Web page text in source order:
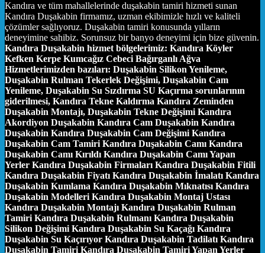
Kandıra ve tüm mahallelerinde duşakabin tamiri hizmeti sunan
Kandıra Duşakabin firmamız, uzman ekibimizle hızlı ve kaliteli
çözümler sağlıyoruz. Duşakabin tamiri konusunda yılların
deneyimine sahibiz. Sorunsuz bir banyo deneyimi için bize güvenin.
Kandıra Duşakabin hizmet bölgelerimiz: Kandıra Köyler
Kefken Kerpe Kumcağız Cebeci Bağırganlı Ağva
Hizmetlerimizden bazıları: Duşakabin Silikon Yenileme,
Duşakabin Rulman Tekerlek Değişimi, Duşakabin Cam
Yenileme, Duşakabin Su Sızdırma SU Kaçırma sorunlarının
giderilmesi, Kandıra Tekne Kaldırma Kandıra Zeminden
Duşakabin Montajı, Duşakabin Tekne Değişimi Kandıra
Akordiyon Duşakabin Kandıra Cam Duşakabin Kandıra
Duşakabin Kandıra Duşakabin Cam Değişimi Kandıra
Duşakabin Cam Tamiri Kandıra Duşakabin Camı Kandıra
Duşakabin Camı Kırıldı Kandıra Duşakabin Camı Yapan
Yerler Kandıra Duşakabin Firmaları Kandıra Duşakabin Fitili
Kandıra Duşakabin Fiyatı Kandıra Duşakabin İmalatı Kandıra
Duşakabin Kumlama Kandıra Duşakabin Mıknatısı Kandıra
Duşakabin Modelleri Kandıra Duşakabin Montaj Ustası
Kandıra Duşakabin Montajı Kandıra Duşakabin Rulman
Tamiri Kandıra Duşakabin Rulmanı Kandıra Duşakabin
Silikon Değişimi Kandıra Duşakabin Su Kaçağı Kandıra
Duşakabin Su Kaçırıyor Kandıra Duşakabin Tadilatı Kandıra
Duşakabin Tamiri Kandıra Duşakabin Tamiri Yapan Yerler